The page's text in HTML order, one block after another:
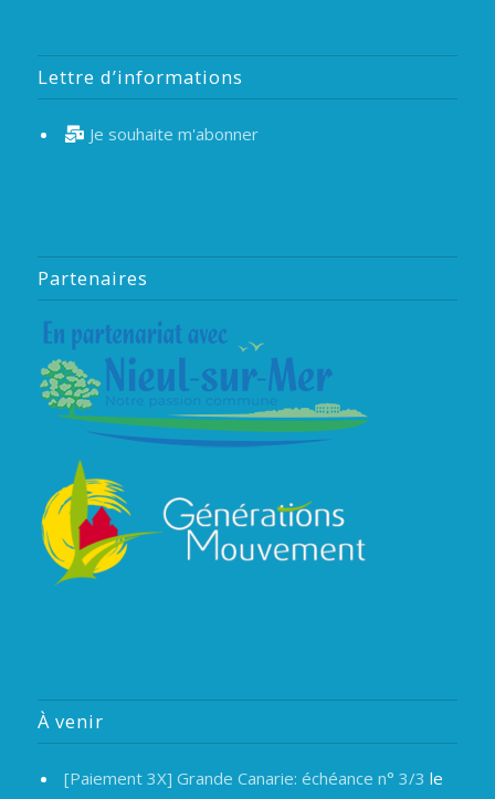
Lettre d’informations
Je souhaite m'abonner
Partenaires
À venir
[Paiement 3X] Grande Canarie: échéance n° 3/3 le